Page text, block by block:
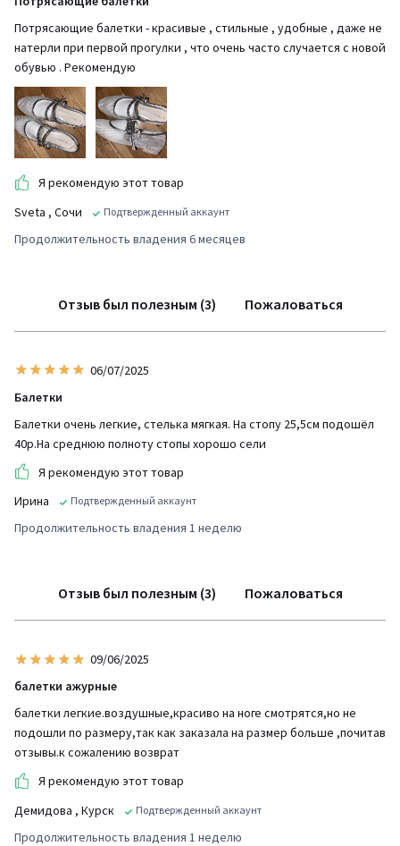
Потрясающие балетки - красивые , стильные , удобные , даже не
натерли при первой прогулки , что очень часто случается с новой
обувью . Рекомендую
Я рекомендую этот товар
Sveta , Сочи Подтвержденный аккаунт
Продолжительность владения 6 месяцев
Отзыв был полезным (3) Пожаловаться
06/07/2025
Балетки
Балетки очень легкие, стелька мягкая. На стопу 25,5см подошёл
40р.На среднюю полноту стопы хорошо сели
Я рекомендую этот товар
Ирина
Подтвержденный аккаунт
Продолжительность владения 1 неделю
Отзыв был полезным (3) Пожаловаться
09/06/2025
балетки ажурные
балетки легкие.воздушные,красиво на ноге смотрятся,но не
подошли по размеру,так как заказала на размер больше ,почитав
отзывы.к сожалению возврат
Я рекомендую этот товар
Демидова , Курск Подтвержденный аккаунт
Продолжительность владения 1 неделю